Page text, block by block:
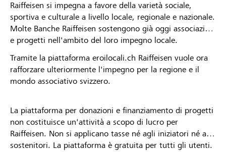
Raiffeisen si impegna a favore della varietà sociale,
sportiva e culturale a livello locale, regionale e nazionale.
Molte Banche Raiffeisen sostengono già oggi associazioni
e progetti nell'ambito del loro impegno locale.
Tramite la piattaforma eroilocali.ch Raiffeisen vuole ora
rafforzare ulteriormente l'impegno per la regione e il
mondo associativo svizzero.
La piattaforma per donazioni e finanziamento di progetti
non costituisce un'attività a scopo di lucro per
Raiffeisen. Non si applicano tasse né agli iniziatori né ai
sostenitori. La piattaforma è gratuita per tutti gli utenti.